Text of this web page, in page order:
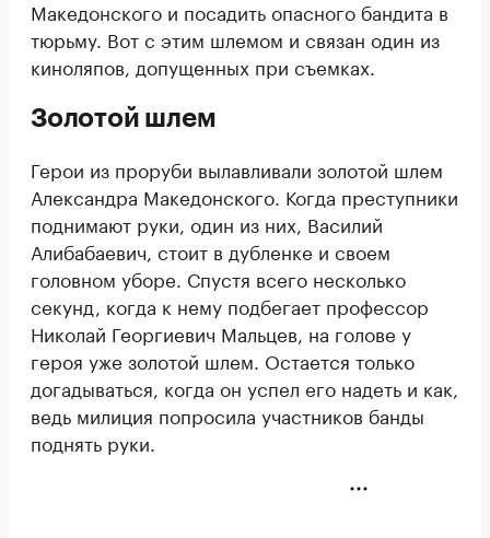
Македонского и посадить опасного бандита в
тюрьму. Вот с этим шлемом и связан один из
киноляпов, допущенных при съемках.
Золотой шлем
Герои из проруби вылавливали золотой шлем
Александра Македонского. Когда преступники
поднимают руки, один из них, Василий
Алибабаевич, стоит в дубленке и своем
головном уборе. Спустя всего несколько
секунд, когда к нему подбегает профессор
Николай Георгиевич Мальцев, на голове у
героя уже золотой шлем. Остается только
догадываться, когда он успел его надеть и как,
ведь милиция попросила участников банды
поднять руки.